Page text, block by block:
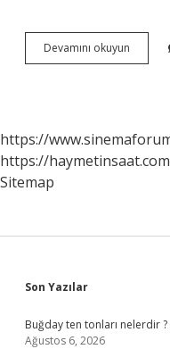
Devamını okuyun
Eller
https://
https://
Sitemap
Sidebar
Son Yazılar
Buğday ten tonları nelerdir ?
Ağustos 6, 2026